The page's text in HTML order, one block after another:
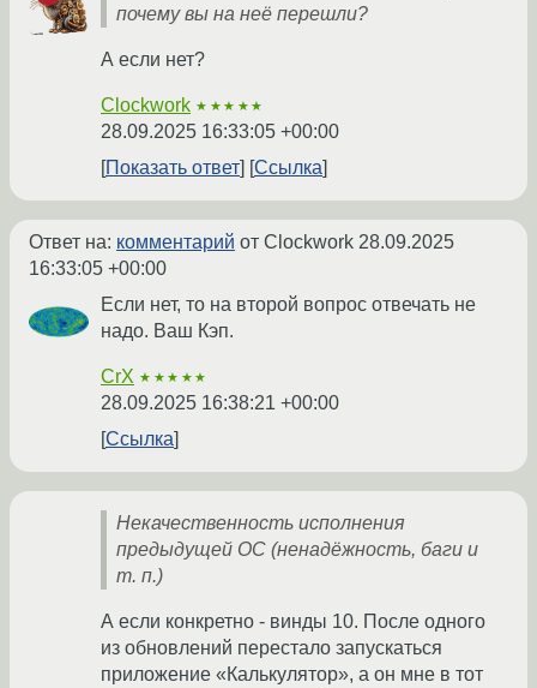
почему вы на неё перешли?
А если нет?
Clockwork ★★★★★
28.09.2025 16:33:05 +00:00
Показать ответ
Ссылка
Ответ на: комментарий от Clockwork 28.09.2025
16:33:05 +00:00
Если нет, то на второй вопрос отвечать не
надо. Ваш Кэп.
CrX ★★★★★
28.09.2025 16:38:21 +00:00
Ссылка
Некачественноcть исполнения
предыдущей ОС (ненадёжность, баги и
т. п.)
А если конкретно - винды 10. После одного
из обновлений перестало запускаться
приложение «Калькулятор», а он мне в тот